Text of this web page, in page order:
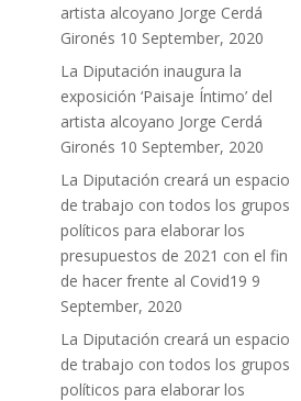
artista alcoyano Jorge Cerdá
Gironés 10 September, 2020
La Diputación inaugura la
exposición ‘Paisaje Íntimo’ del
artista alcoyano Jorge Cerdá
Gironés 10 September, 2020
La Diputación creará un espacio
de trabajo con todos los grupos
políticos para elaborar los
presupuestos de 2021 con el fin
de hacer frente al Covid19 9
September, 2020
La Diputación creará un espacio
de trabajo con todos los grupos
políticos para elaborar los